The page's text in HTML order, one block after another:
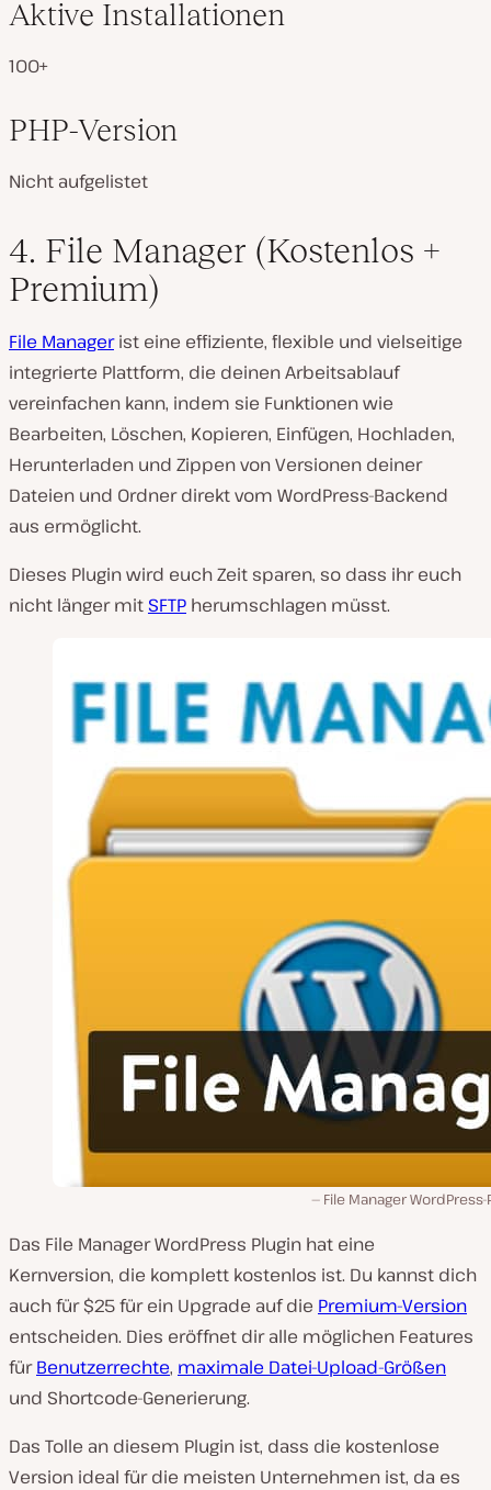
Aktive Installationen
100+
PHP-Version
Nicht aufgelistet
4. File Manager (Kostenlos +
Premium)
File Managerist eine effiziente, flexible und vielseitige
integrierte Plattform, die deinen Arbeitsablauf
vereinfachen kann, indem sie Funktionen wie
Bearbeiten, Löschen, Kopieren, Einfügen, Hochladen,
Herunterladen und Zippen von Versionen deiner
Dateien und Ordner direkt vom WordPress-Backend
aus ermöglicht.
Dieses Plugin wird euch Zeit sparen, so dass ihr euch
nicht länger mit SFTP herumschlagen müsst.
File Manager WordPress-
Das File Manager WordPress Plugin hat eine
Kernversion, die komplett kostenlos ist. Du kannst dich
auch für $25 für ein Upgrade auf die Premium-Version
entscheiden. Dies eröffnet dir alle möglichen Features
fürBenutzerrechte, maximale Datei-Upload-Größen
und Shortcode-Generierung.
Das Tolle an diesem Plugin ist, dass die kostenlose
Version ideal für die meisten Unternehmen ist, da es